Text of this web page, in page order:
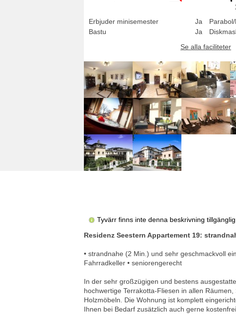
Erbjuder minisemester
Ja
Bastu
Ja
Se alla faciliteter
Tyvärr finns inte denna beskrivning
Residenz Seestern Appartement 19:
• strandnahe (2 Min.) und sehr geschmackvoll
Fahrradkeller • seniorengerecht
In der sehr großzügigen und bestens
hochwertige Terrakotta-Fliesen in allen
Holzmöbeln. Die Wohnung ist komplett
Ihnen bei Bedarf zusätzlich auch gerne